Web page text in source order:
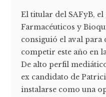
El titular del SAFyB,
Farmacéuticos y
consiguió el aval para
competir este año en
De alto perfil
ex candidato de
instalarse como una